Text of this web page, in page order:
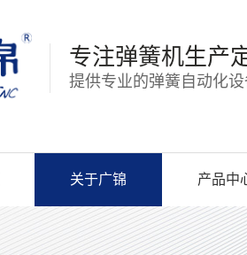
专注弹簧机生产
提供专业的弹簧自动化
关于广锦 产品中